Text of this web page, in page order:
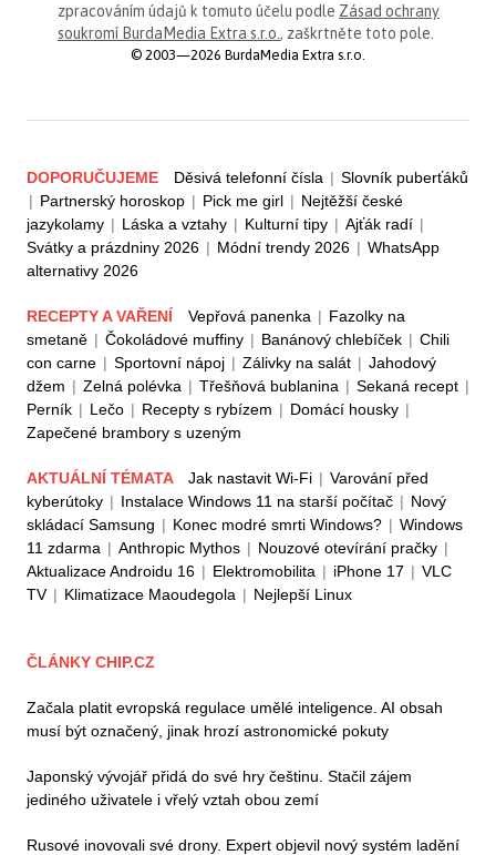
zpracováním údajů k tomuto účelu podle Zásad ochrany
soukromí BurdaMedia Extra s.r.o. , zaškrtněte toto pole.
© 2003—2026 BurdaMedia Extra s.r.o.
DOPORUČUJEME Děsivá telefonní čísla | Slovník puberťáků
| Partnerský horoskop | Pick me girl | Nejtěžší české
jazykolamy | Láska a vztahy | Kulturní tipy | Ajťák radí |
Svátky a prázdniny 2026 | Módní trendy 2026 | WhatsApp
alternativy 2026
RECEPTY A VAŘENÍ Vepřová panenka | Fazolky na
smetaně | Čokoládové muffiny | Banánový chlebíček | Chili
con carne | Sportovní nápoj | Zálivky na salát | Jahodový
džem | Zelná polévka | Třešňová bublanina | Sekaná recept |
Perník | Lečo | Recepty s rybízem | Domácí housky |
Zapečené brambory s uzeným
AKTUÁLNÍ TÉMATA Jak nastavit Wi-Fi | Varování před
kyberútoky | Instalace Windows 11 na starší počítač | Nový
skládací Samsung | Konec modré smrti Windows? | Windows
11 zdarma | Anthropic Mythos | Nouzové otevírání pračky |
Aktualizace Androidu 16 | Elektromobilita | iPhone 17 | VLC
TV | Klimatizace Maoudegola | Nejlepší Linux
ČLÁNKY CHIP.CZ
Začala platit evropská regulace umělé inteligence. AI obsah
musí být označený, jinak hrozí astronomické pokuty
Japonský vývojář přidá do své hry češtinu. Stačil zájem
jediného uživatele i vřelý vztah obou zemí
Rusové inovovali své drony. Expert objevil nový systém ladění